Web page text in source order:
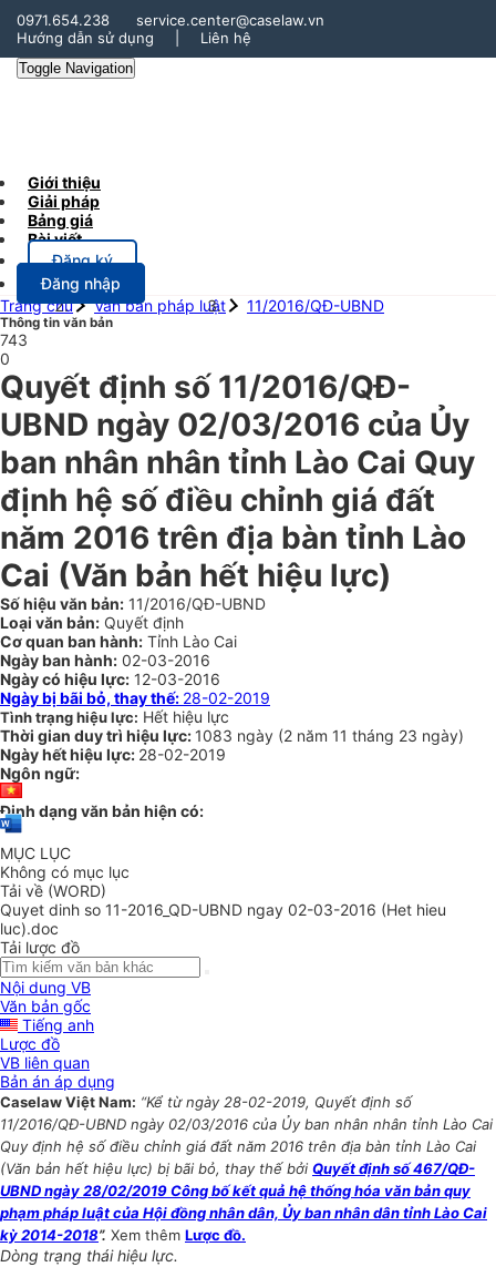
0971.654.238
service.center@caselaw.vn
Hướng dẫn sử dụng
Liên hệ
Toggle Navigation
Giới thiệu
Giải pháp
Bảng giá
Bài viết
Đăng ký
Đăng nhập
Trang chủ
Văn bản pháp luật 11/2016/QĐ-UBND
Thông tin văn bản
743
0
Quyết định số 11/2016/QĐ-
UBND ngày 02/03/2016 của Ủy
ban nhân nhân tỉnh Lào Cai Quy
định hệ số điều chỉnh giá đất
năm 2016 trên địa bàn tỉnh Lào
Cai (Văn bản hết hiệu lực)
Số hiệu văn bản: 11/2016/QĐ-UBND
Loại văn bản: Quyết định
Cơ quan ban hành: Tỉnh Lào Cai
Ngày ban hành: 02-03-2016
Ngày có hiệu lực: 12-03-2016
Ngày bị bãi bỏ, thay thế: 28-02-2019
Tình trạng hiệu lực: Hết hiệu lực
Thời gian duy trì hiệu lực: 1083 ngày (2 năm 11 tháng 23 ngày)
Ngày hết hiệu lực: 28-02-2019
Ngôn ngữ:
Định dạng văn bản hiện có:
MỤC LỤC
Không có mục lục
Tải về (WORD)
Quyet dinh so 11-2016_QD-UBND ngay 02-03-2016 (Het hieu
luc).doc
Tải lược đồ
Nội dung VB
Văn bản gốc
Tiếng anh
Lược đồ
VB liên quan
Bản án áp dụng
Caselaw Việt Nam: “Kể từ ngày 28-02-2019, Quyết định số
11/2016/QĐ-UBND ngày 02/03/2016 của Ủy ban nhân nhân tỉnh Lào Cai
Quy định hệ số điều chỉnh giá đất năm 2016 trên địa bàn tỉnh Lào Cai
(Văn bản hết hiệu lực) bị bãi bỏ, thay thế bởi Quyết định số 467/QĐ-
UBND ngày 28/02/2019 Công bố kết quả hệ thống hóa văn bản quy
phạm pháp luật của Hội đồng nhân dân, Ủy ban nhân dân tỉnh Lào Cai
kỳ 2014-2018”. Xem thêm Lược đồ.
Dòng trạng thái hiệu lực.